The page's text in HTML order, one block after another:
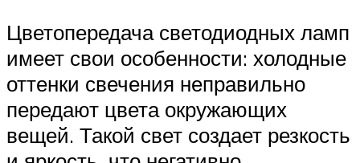
Цветопередача светодиодных ламп
имеет свои особенности: холодные
оттенки свечения неправильно
передают цвета окружающих
вещей. Такой свет создает резкость